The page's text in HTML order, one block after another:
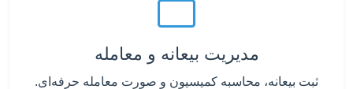
مدیریت بیعانه و معامله
ثبت بیعانه، محاسبه کمیسیون و صورت معامله حرفه‌ای.